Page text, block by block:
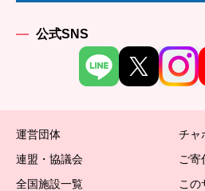
公式SNS
運営団体
チャ
連盟・協議会
ご寄
全国施設一覧
この